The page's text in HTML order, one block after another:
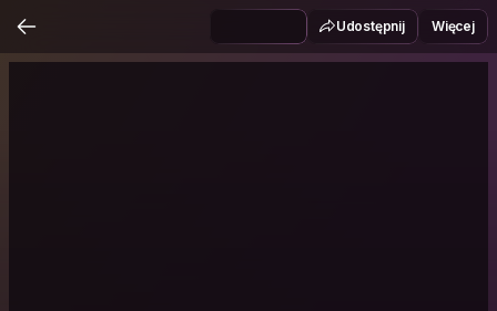
Udostępnij Więcej